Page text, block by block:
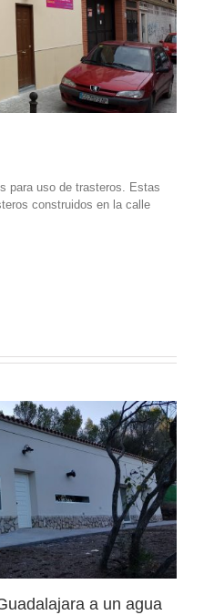
para uso de trasteros. Estas
construidos en la calle
a un agua